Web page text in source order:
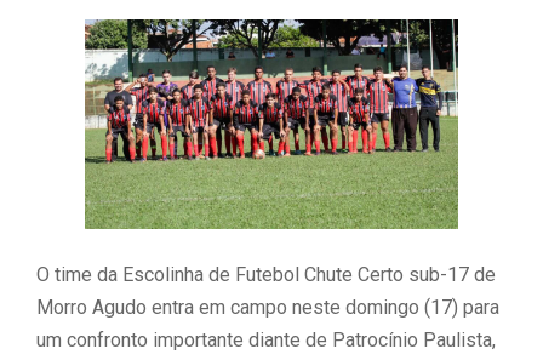
O time da Escolinha de Futebol Chute Certo sub-17 de
Morro Agudo entra em campo neste domingo (17) para
um confronto importante diante de Patrocínio Paulista,